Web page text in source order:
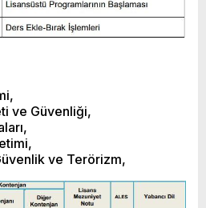
ve Güvenliği,
ve Terörizm,